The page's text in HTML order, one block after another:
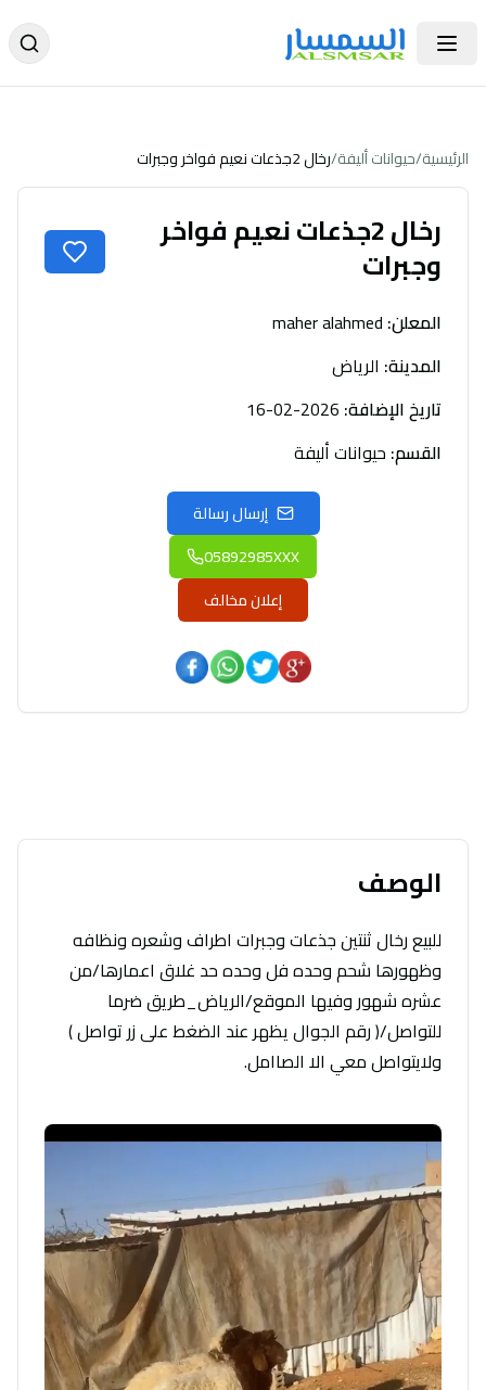
الرئيسية/حيوانات أليفة/رخال 2جذعات نعيم فواخر وجبرات
رخال 2جذعات نعيم فواخر
وجبرات
المعلن:
maher alahmed
المدينة: الرياض
تاريخ الإضافة:
2026-02-16
القسم: حيوانات أليفة
إرسال رسالة
05892985XXX
إعلان مخالف
الوصف
للبيع رخال ثنتين جذعات وجبرات اطراف وشعره ونظافه
وظهورها شحم وحده فل وحده حد غلاق اعمارها/من
عشره شهور وفيها الموقع/الرياض_طريق ضرما
للتواصل/( رقم الجوال يظهر عند الضغط على زر تواصل )
ولايتواصل معي الا الصاامل.